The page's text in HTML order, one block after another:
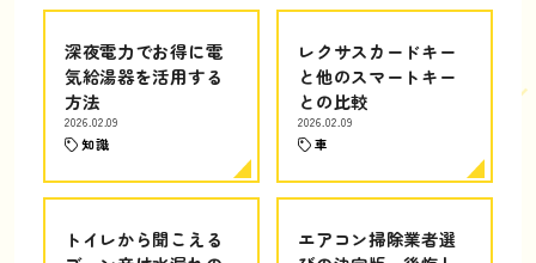
深夜電力でお得に電
気給湯器を活用する
方法
2026.02.09
知識
レクサスカードキー
と他のスマートキー
との比較
2026.02.09
車
トイレから聞こえる
エアコン掃除業者選